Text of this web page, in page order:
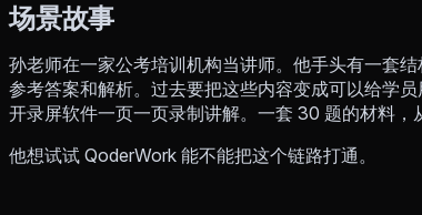
场景故事
孙老师在一家公考培训机构当讲师。他手头有一套
参考答案和解析。过去要把这些内容变成可以给学
开录屏软件一页一页录制讲解。一套 30 题的材料，
他想试试 QoderWork 能不能把这个链路打通。